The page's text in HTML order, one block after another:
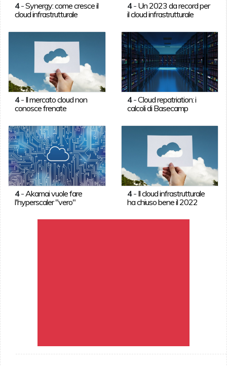
4-Synergy: come cresce il
cloud infrastrutturale
4- Un 2023 da record per
il cloud infrastrutturale
4- Il mercato cloud non
conosce frenate
4-Cloud repatriation: i
calcoli di Basecamp
4- Akamai vuole fare
l'hyperscaler "vero"
4- Il cloud infrastrutturale
ha chiuso bene il 2022